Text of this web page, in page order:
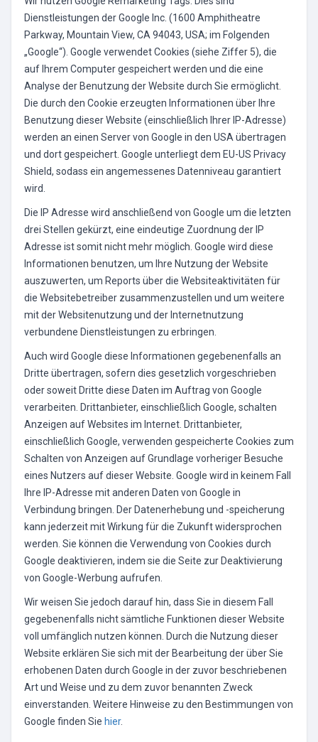
Dienstleistungen der Google Inc. (1600 Amphitheatre
Parkway, Mountain View, CA 94043, USA; im Folgenden
„Google“). Google verwendet Cookies (siehe Ziffer 5), die
auf Ihrem Computer gespeichert werden und die eine
Analyse der Benutzung der Website durch Sie ermöglicht.
Die durch den Cookie erzeugten Informationen über Ihre
Benutzung dieser Website (einschließlich Ihrer IP-Adresse)
werden an einen Server von Google in den USA übertragen
und dort gespeichert. Google unterliegt dem EU-US Privacy
Shield, sodass ein angemessenes Datenniveau garantiert
wird.
Die IP Adresse wird anschließend von Google um die letzten
drei Stellen gekürzt, eine eindeutige Zuordnung der IP
Adresse ist somit nicht mehr möglich. Google wird diese
Informationen benutzen, um Ihre Nutzung der Website
auszuwerten, um Reports über die Websiteaktivitäten für
die Websitebetreiber zusammenzustellen und um weitere
mit der Websitenutzung und der Internetnutzung
verbundene Dienstleistungen zu erbringen.
Auch wird Google diese Informationen gegebenenfalls an
Dritte übertragen, sofern dies gesetzlich vorgeschrieben
oder soweit Dritte diese Daten im Auftrag von Google
verarbeiten. Drittanbieter, einschließlich Google, schalten
Anzeigen auf Websites im Internet. Drittanbieter,
einschließlich Google, verwenden gespeicherte Cookies zum
Schalten von Anzeigen auf Grundlage vorheriger Besuche
eines Nutzers auf dieser Website. Google wird in keinem Fall
Ihre IP-Adresse mit anderen Daten von Google in
Verbindung bringen. Der Datenerhebung und -speicherung
kann jederzeit mit Wirkung für die Zukunft widersprochen
werden. Sie können die Verwendung von Cookies durch
Google deaktivieren, indem sie die Seite zur Deaktivierung
von Google-Werbung aufrufen.
Wir weisen Sie jedoch darauf hin, dass Sie in diesem Fall
gegebenenfalls nicht sämtliche Funktionen dieser Website
voll umfänglich nutzen können. Durch die Nutzung dieser
Website erklären Sie sich mit der Bearbeitung der über Sie
erhobenen Daten durch Google in der zuvor beschriebenen
Art und Weise und zu dem zuvor benannten Zweck
einverstanden. Weitere Hinweise zu den Bestimmungen von
Google finden Sie hier.